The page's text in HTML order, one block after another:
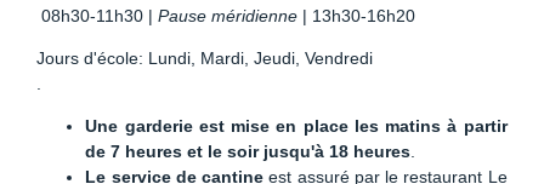
08h30-11h30 |Pause méridienne | 13h30-16h20
Jours d'école: Lundi, Mardi, Jeudi, Vendredi
.
Une garderie est mise en place les matins à partir
de 7 heures et le soir jusqu'à 18 heures.
Le service de cantine est assuré par le restaurant Le